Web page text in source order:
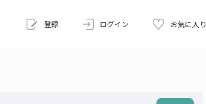
登録 ログイン お気に入り